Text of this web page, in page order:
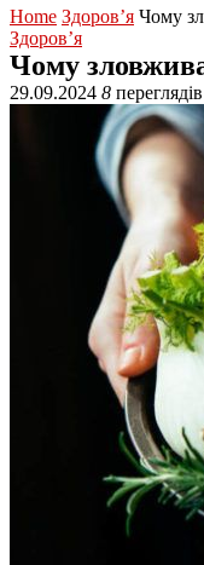
Home Здоров’я Чому
Здоров’я
Чому
29.09.2024 8 переглядів